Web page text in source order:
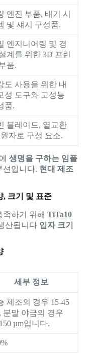
엔진 부품, 배기 시
및 섀시 구성품.
엔지니어링 및 경
계를 위한 3D 프린
품.
도 사용을 위한 내
성 도구와 고성능
품.
블레이드, 열교환
자로 구성 요소.
에 생명을 구하는 임플
션입니다. 현대 제조
, 크기 및 표준
하기 위해 TiTa10
산됩니다 입자 크기
세부 정보
제조의 경우 15-45
분말 야금의 경우
µm입니다.